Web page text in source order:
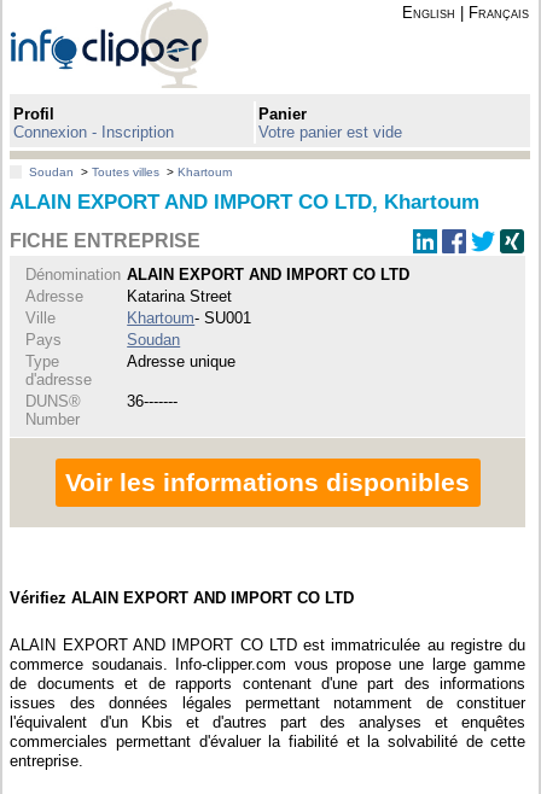
English Français
Profil
Connexion - Inscription
Panier
Votre panier est vide
Soudan >Toutes villes >Khartoum
ALAIN EXPORT AND IMPORT CO LTD, Khartoum
FICHE ENTREPRISE
Dénomination ALAIN EXPORT AND IMPORT CO LTD
Adresse
Katarina Street
Ville
Khartoum- SU001
Pays
Soudan
Type
d'adresse
Adresse unique
DUNS®
Number
36-------
Voir les informations disponibles
Vérifiez ALAIN EXPORT AND IMPORT CO LTD
ALAIN EXPORT AND IMPORT CO LTD est immatriculée au registre du
commerce soudanais. Info-clipper.com vous propose une large gamme
de documents et de rapports contenant d'une part des informations
issues des données légales permettant notamment de constituer
l'équivalent d'un Kbis et d'autres part des analyses et enquêtes
commerciales permettant d'évaluer la fiabilité et la solvabilité de cette
entreprise.